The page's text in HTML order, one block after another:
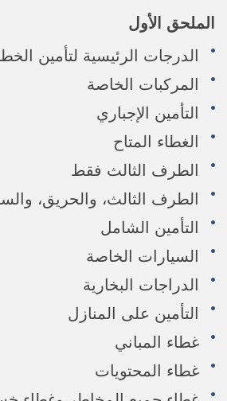
الملحق الأول
الدرجات الرئيسية لتأمين
المركبات الخاصة
التأمين الإجباري
الغطاء المتاح
الطرف الثالث فقط
الطرف الثالث، والحريق،
التأمين الشامل
السيارات الخاصة
الدراجات البخارية
التأمين على المنازل
غطاء المباني
غطاء المحتويات